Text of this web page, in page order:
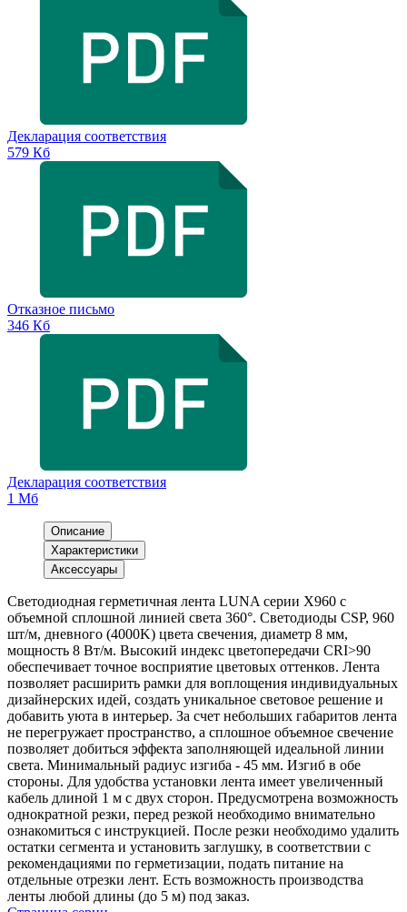
Декларация соответствия
579 Кб
Отказное письмо
346 Кб
Декларация соответствия
1 Мб
Описание
Характеристики
Аксессуары
Светодиодная герметичная лента LUNA серии X960 с
объемной сплошной линией света 360°. Светодиоды CSP, 960
шт/м, дневного (4000K) цвета свечения, диаметр 8 мм,
мощность 8 Вт/м. Высокий индекс цветопередачи CRI>90
обеспечивает точное восприятие цветовых оттенков. Лента
позволяет расширить рамки для воплощения индивидуальных
дизайнерских идей, создать уникальное световое решение и
добавить уюта в интерьер. За счет небольших габаритов лента
не перегружает пространство, а сплошное объемное свечение
позволяет добиться эффекта заполняющей идеальной линии
света. Минимальный радиус изгиба - 45 мм. Изгиб в обе
стороны. Для удобства установки лента имеет увеличенный
кабель длиной 1 м с двух сторон. Предусмотрена возможность
однократной резки, перед резкой необходимо внимательно
ознакомиться с инструкцией. После резки необходимо удалить
остатки сегмента и установить заглушку, в соответствии с
рекомендациями по герметизации, подать питание на
отдельные отрезки лент. Есть возможность производства
ленты любой длины (до 5 м) под заказ.